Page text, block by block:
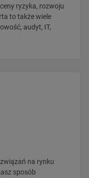
ryzyka, rozwoju
to także wiele
audyt, IT,
na rynku
sposób